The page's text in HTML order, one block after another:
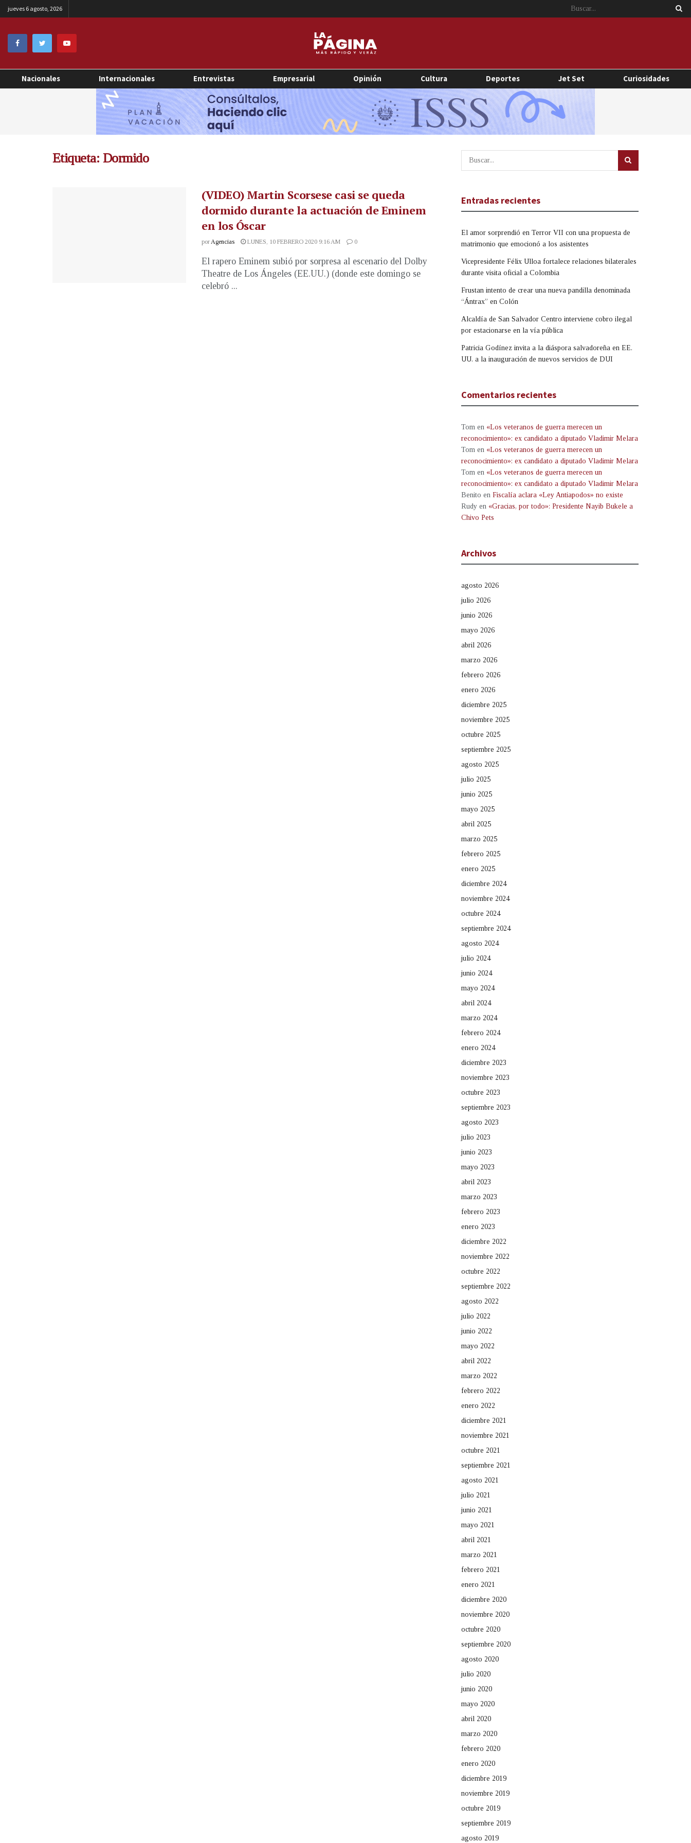
jueves 6 agosto, 2026
Nacionales Internacionales Entrevistas Empresarial Opinión Cultura Deportes Jet Set Curiosidades
Etiqueta: Dormido
(VIDEO) Martin Scorsese casi se queda
dormido durante la actuación de Eminem
en los Óscar
porAgencias LUNES, 10 FEBRERO 2020 9:16 AM 0
El rapero Eminem subió por sorpresa al escenario del Dolby
Theatre de Los Ángeles (EE.UU.) (donde este domingo se
celebró ...
Entradas recientes
El amor sorprendió en Terror VII con una propuesta de
matrimonio que emocionó a los asistentes
Vicepresidente Félix Ulloa fortalece relaciones bilaterales
durante visita oficial a Colombia
Frustan intento de crear una nueva pandilla denominada
“Ántrax” en Colón
Alcaldía de San Salvador Centro interviene cobro ilegal
por estacionarse en la vía pública
Patricia Godínez invita a la diáspora salvadoreña en EE.
UU. a la inauguración de nuevos servicios de DUI
Comentarios recientes
Tom en «Los veteranos de guerra merecen un
reconocimiento»: ex candidato a diputado Vladimir Melara
Tom en «Los veteranos de guerra merecen un
reconocimiento»: ex candidato a diputado Vladimir Melara
Tom en «Los veteranos de guerra merecen un
reconocimiento»: ex candidato a diputado Vladimir Melara
Benito en Fiscalía aclara «Ley Antiapodos» no existe
Rudy en «Gracias, por todo»: Presidente Nayib Bukele a
Chivo Pets
Archivos
agosto 2026
julio 2026
junio 2026
mayo 2026
abril 2026
marzo 2026
febrero 2026
enero 2026
diciembre 2025
noviembre 2025
octubre 2025
septiembre 2025
agosto 2025
julio 2025
junio 2025
mayo 2025
abril 2025
marzo 2025
febrero 2025
enero 2025
diciembre 2024
noviembre 2024
octubre 2024
septiembre 2024
agosto 2024
julio 2024
junio 2024
mayo 2024
abril 2024
marzo 2024
febrero 2024
enero 2024
diciembre 2023
noviembre 2023
octubre 2023
septiembre 2023
agosto 2023
julio 2023
junio 2023
mayo 2023
abril 2023
marzo 2023
febrero 2023
enero 2023
diciembre 2022
noviembre 2022
octubre 2022
septiembre 2022
agosto 2022
julio 2022
junio 2022
mayo 2022
abril 2022
marzo 2022
febrero 2022
enero 2022
diciembre 2021
noviembre 2021
octubre 2021
septiembre 2021
agosto 2021
julio 2021
junio 2021
mayo 2021
abril 2021
marzo 2021
febrero 2021
enero 2021
diciembre 2020
noviembre 2020
octubre 2020
septiembre 2020
agosto 2020
julio 2020
junio 2020
mayo 2020
abril 2020
marzo 2020
febrero 2020
enero 2020
diciembre 2019
noviembre 2019
octubre 2019
septiembre 2019
agosto 2019